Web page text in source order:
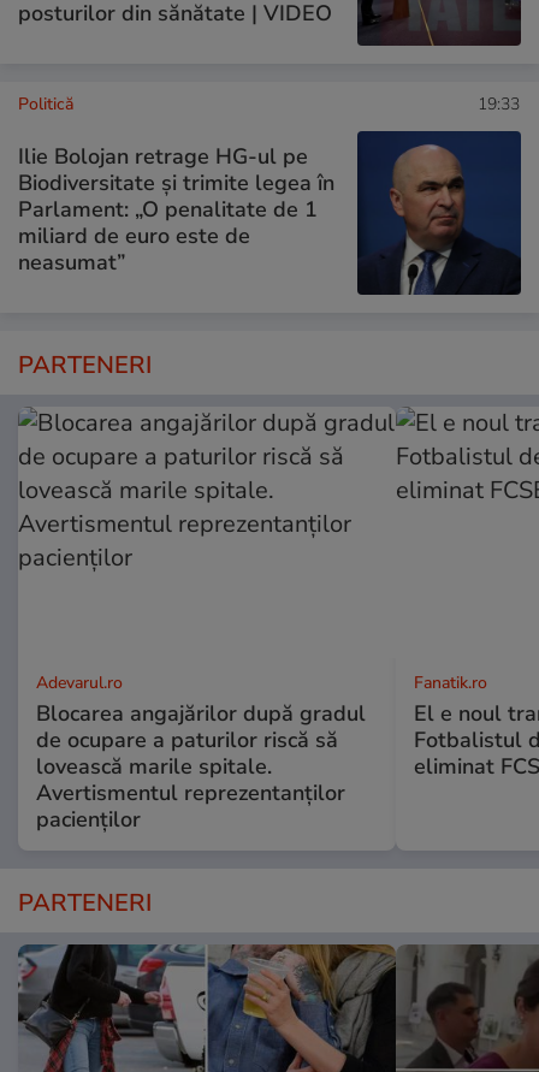
posturilor din sănătate | VIDEO
Politică 19:33
Ilie Bolojan retrage HG-ul pe
Biodiversitate și trimite legea în
Parlament: „O penalitate de 1
miliard de euro este de
neasumat”
PARTENERI
Adevarul.ro
Blocarea angajărilor după gradul
de ocupare a paturilor riscă să
lovească marile spitale.
Avertismentul reprezentanților
pacienților
Fanatik.ro
El e noul
Fotbalistul
eliminat
PARTENERI